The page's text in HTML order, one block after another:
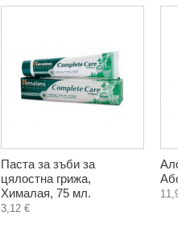
Паста за зъби за
цялостна грижа,
Хималая, 75 мл.
3,12 €
Алое
Або
11,90